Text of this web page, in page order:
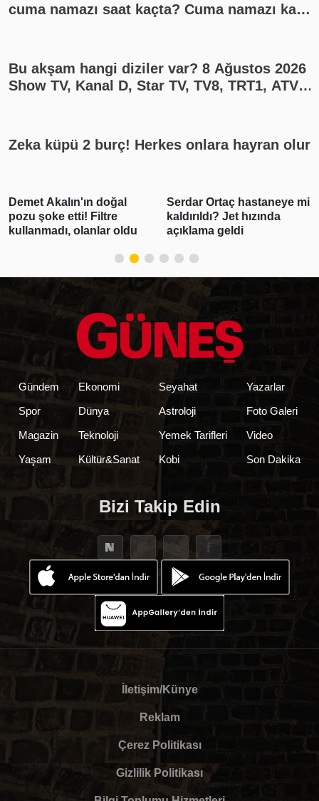
cuma namazı saat kaçta? Cuma namazı kaç
Bu akşam hangi diziler var? 8 Ağustos 2026
Show TV, Kanal D, Star TV, TV8, TRT1, ATV
Zeka küpü 2 burç! Herkes onlara hayran olur
Serdar Ortaç hastaneye mi
kaldırıldı? Jet hızında
açıklama geldi
Gabar'da günlük petrol
üretimi 83 bin 300 varile
ulaşarak rekor kırdı
Gündem
Spor
Magazin
Yaşam
Ekonomi
Dünya
Teknoloji
Kültür&Sanat
Seyahat
Astroloji
Yemek Tarifleri
Kobi
Yazarlar
Foto Galeri
Video
Son Dakika
Bizi Takip Edin
İletişim/Künye
Reklam
Çerez Politikası
Gizlilik Politikası